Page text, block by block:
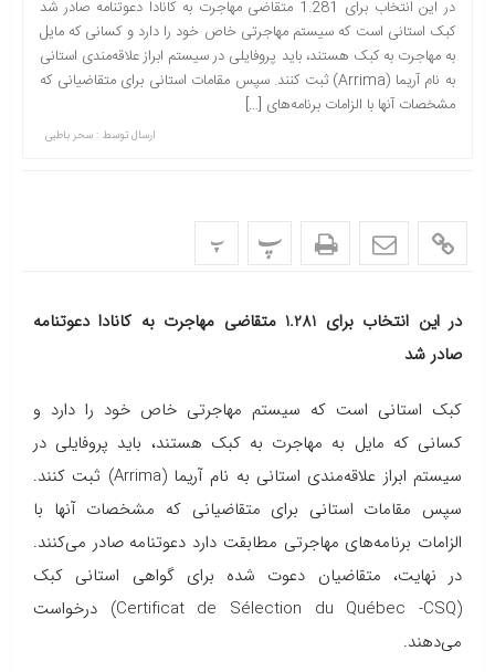
در این انتخاب برای 1.281 متقاضی مهاجرت به کانادا دعوتنامه صادر شد
کبک استانی است که سیستم مهاجرتی خاص خود را دارد و کسانی که مایل
به مهاجرت به کبک هستند، باید پروفایلی در سیستم ابراز علاقه‌مندی استانی
به نام آریما (Arrima) ثبت کنند. سپس مقامات استانی برای متقاضیانی که
مشخصات آنها با الزامات برنامه‌های […]
ارسال توسط : سحر باطبی
پ پ
در این انتخاب برای 1.281 متقاضی مهاجرت به کانادا دعوتنامه
صادر شد
کبک استانی است که سیستم مهاجرتی خاص خود را دارد و
کسانی که مایل به مهاجرت به کبک هستند، باید پروفایلی در
سیستم ابراز علاقه‌مندی استانی به نام آریما (Arrima) ثبت کنند.
سپس مقامات استانی برای متقاضیانی که مشخصات آنها با
الزامات برنامه‌های مهاجرتی مطابقت دارد دعوتنامه صادر می‌کنند.
در نهایت، متقاضیان دعوت شده برای گواهی استانی کبک
(Certificat de Sélection du Québec -CSQ) درخواست
می‌دهند.